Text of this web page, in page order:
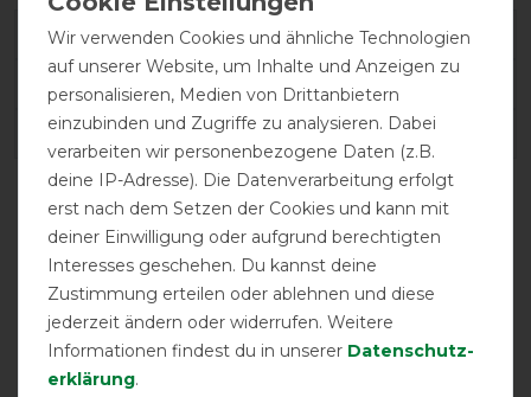
Varianten-ID:79833
21649075
EAN:7340041160640
Wir verwenden Cookies und ähnliche Technologien
auf unserer Website, um Inhalte und Anzeigen zu
personalisieren, Medien von Drittanbietern
einzubinden und Zugriffe zu analysieren. Dabei
verarbeiten wir personenbezogene Daten (z.B.
deine IP-Adresse). Die Datenverarbeitung erfolgt
erst nach dem Setzen der Cookies und kann mit
deiner Einwilligung oder aufgrund berechtigten
Interesses geschehen. Du kannst deine
Zustimmung erteilen oder ablehnen und diese
jederzeit ändern oder widerrufen. Weitere
Informationen findest du in unserer Daten­schutz­
erklärung.